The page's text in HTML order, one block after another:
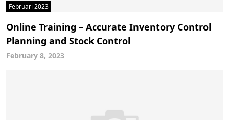
Februari 2023
Online Training – Accurate Inventory Control
Planning and Stock Control
February 8, 2023